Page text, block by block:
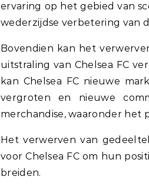
ervaring op het gebied van
wederzijdse verbetering van
Bovendien kan het
uitstraling van Chelsea FC
kan Chelsea FC nieuwe
vergroten en nieuwe
merchandise, waaronder het
Het verwerven van
voor Chelsea FC om hun
breiden.